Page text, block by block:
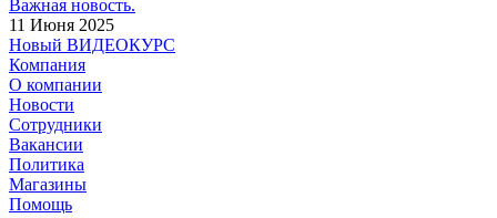
Важная новость.
11 Июня 2025
Новый ВИДЕОКУРС
Компания
О компании
Новости
Сотрудники
Вакансии
Политика
Магазины
Помощь